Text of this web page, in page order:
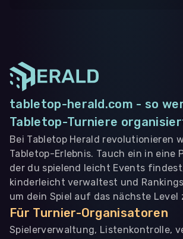
tabletop-herald.com - so
Tabletop-Turniere
Bei Tabletop Herald revolutionieren
Tabletop-Erlebnis. Tauch ein in eine
der du spielend leicht Events
kinderleicht verwaltest und
um dein Spiel auf das nächste Level
Für Turnier-Organisatoren
Spielerverwaltung, Listenkontrolle,